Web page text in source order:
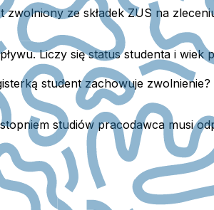
zwolniony ze składek ZUS na
Liczy się status studenta i wiek
student zachowuje zwolnienie?
studiów pracodawca musi